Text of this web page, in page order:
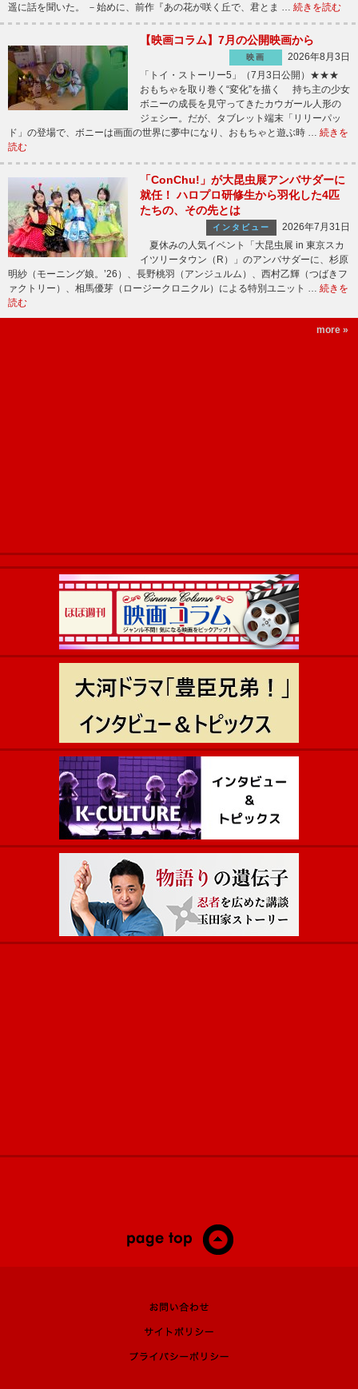
遥に話を聞いた。 －始めに、前作『あの花が咲く丘で、君とま … 続きを読む
【映画コラム】7月の公開映画から
映画
2026年8月3日
「トイ・ストーリー5」（7月3日公開）★★★
おもちゃを取り巻く“変化”を描く 持ち主の少女
ボニーの成長を見守ってきたカウガール人形の
ジェシー。だが、タブレット端末「リリーパッ
ド」の登場で、ボニーは画面の世界に夢中になり、おもちゃと遊ぶ時 … 続きを
読む
「ConChu!」が大昆虫展アンバサダーに
就任！ ハロプロ研修生から羽化した4匹
たちの、その先とは
インタビュー
2026年7月31日
夏休みの人気イベント「大昆虫展 in 東京スカ
イツリータウン（R）」のアンバサダーに、杉原
明紗（モーニング娘。’26）、長野桃羽（アンジュルム）、西村乙輝（つばきフ
ァクトリー）、相馬優芽（ロージークロニクル）による特別ユニット … 続きを
読む
more »